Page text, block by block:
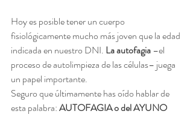
Hoy es posible tener un cuerpo
fisiológicamente mucho más joven que la edad
indicada en nuestro DNI. La autofagia –el
proceso de autolimpieza de las células– juega
un papel importante.
Seguro que últimamente has oído hablar de
esta palabra: AUTOFAGIA o del AYUNO